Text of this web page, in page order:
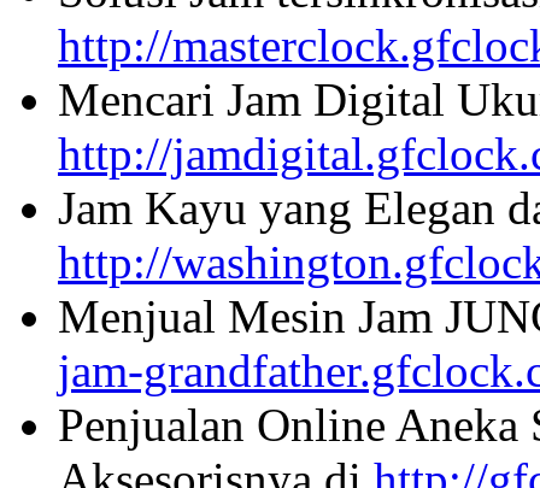
http://
Mencari Jam Digital
http://
Jam Kayu yang Elegan
http://
Menjual Mesin Jam
jam-
Penjualan Online Aneka